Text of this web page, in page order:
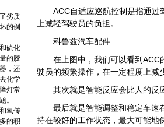
劣质
的例
硫化
的胶
，还
化学
灯常
。
氧传
的积
ACC自适应巡航控制是指通
上减轻驾驶员的负担。
科鲁兹汽车配件
在上图中，我们可以看到
驶员的频繁操作，在一定程度上减
其次就是智能反应会比人的反
最后就是智能调整和稳定车速
持在较好的工作状态，最大可能地